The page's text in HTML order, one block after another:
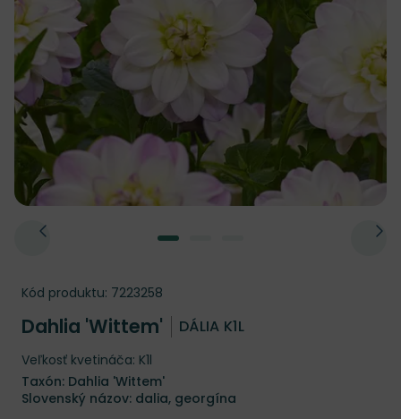
Kód produktu: 7223258
Dahlia 'Wittem' DÁLIA K1L
Veľkosť kvetináča: K1l
Taxón: Dahlia 'Wittem'
Slovenský názov: dalia, georgína